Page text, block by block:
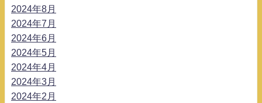
2024年8月
2024年7月
2024年6月
2024年5月
2024年4月
2024年3月
2024年2月